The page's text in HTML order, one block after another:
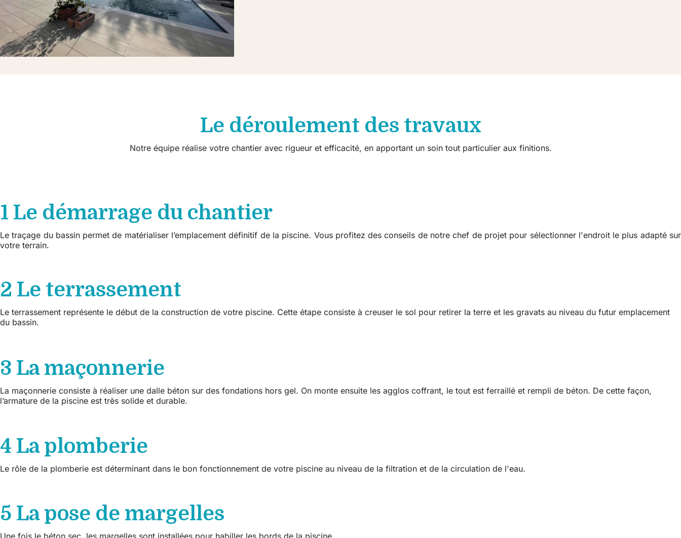
Le déroulement des travaux
Notre équipe réalise votre chantier avec rigueur et efficacité, en apportant un soin tout particulier aux finitions.
1 Le démarrage du chantier
Le traçage du bassin permet de matérialiser l’emplacement définitif de la piscine. Vous profitez des conseils de notre chef de projet pour sélectionner l'endroit le plus adapté sur
votre terrain.
2 Le terrassement
Le terrassement représente le début de la construction de votre piscine. Cette étape consiste à creuser le sol pour retirer la terre et les gravats au niveau du futur emplacement
du bassin.
3 La maçonnerie
La maçonnerie consiste à réaliser une dalle béton sur des fondations hors gel. On monte ensuite les agglos coffrant, le tout est ferraillé et rempli de béton. De cette façon,
l’armature de la piscine est très solide et durable.
4 La plomberie
Le rôle de la plomberie est déterminant dans le bon fonctionnement de votre piscine au niveau de la filtration et de la circulation de l'eau.
5 La pose de margelles
Une fois le béton sec, les margelles sont installées pour habiller les bords de la piscine.